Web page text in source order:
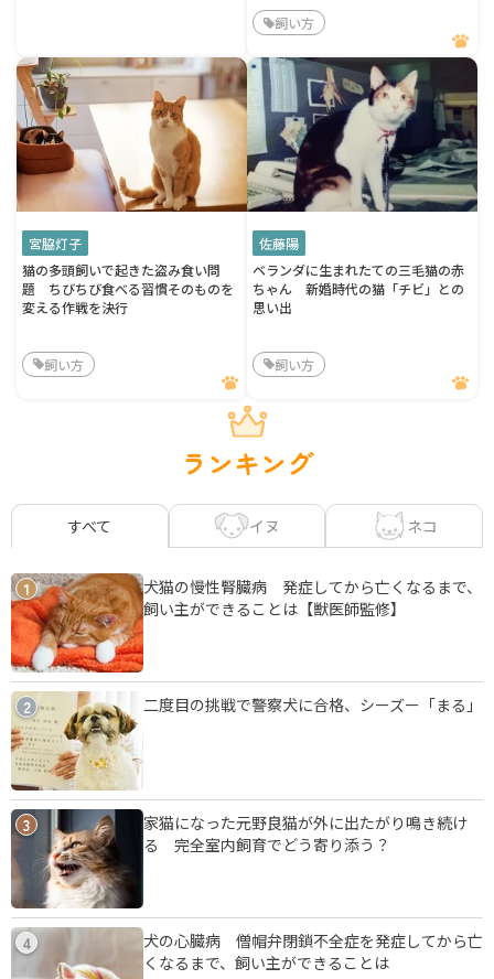
飼い方
宮脇灯子
猫の多頭飼いで起きた盗み食い問
題 ちびちび食べる習慣そのものを
変える作戦を決行
飼い方
佐藤陽
ベランダに生まれたての三毛猫の赤
ちゃん 新婚時代の猫「チビ」との
思い出
飼い方
ランキング
すべて イヌ ネコ
1
犬猫の慢性腎臓病 発症してから亡くなるまで、
飼い主ができることは【獣医師監修】
2 二度目の挑戦で警察犬に合格、シーズー「まる」
3
家猫になった元野良猫が外に出たがり鳴き続け
る 完全室内飼育でどう寄り添う？
4
犬の心臓病 僧帽弁閉鎖不全症を発症してから亡
くなるまで、飼い主ができることは